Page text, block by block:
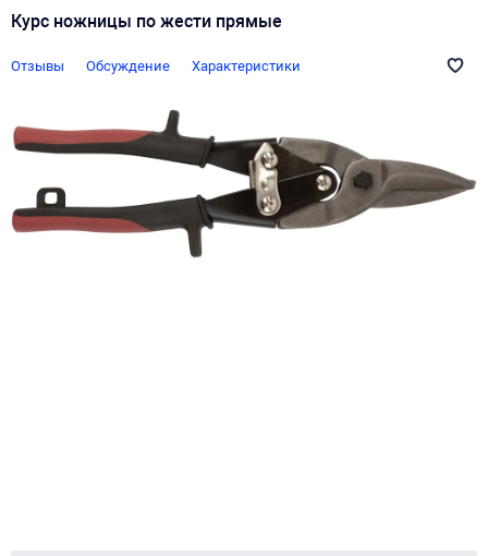
Курс ножницы по жести прямые
Отзывы Обсуждение Характеристики